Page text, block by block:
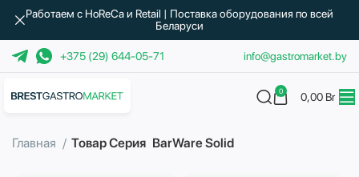
+375 (29) 644-05-71 info@gastromarket.by
0 0,00 Br
Главная Товар Серия BarWare Solid
Работаем с HoReCa и Retail | Поставка оборудования по всей
Беларуси